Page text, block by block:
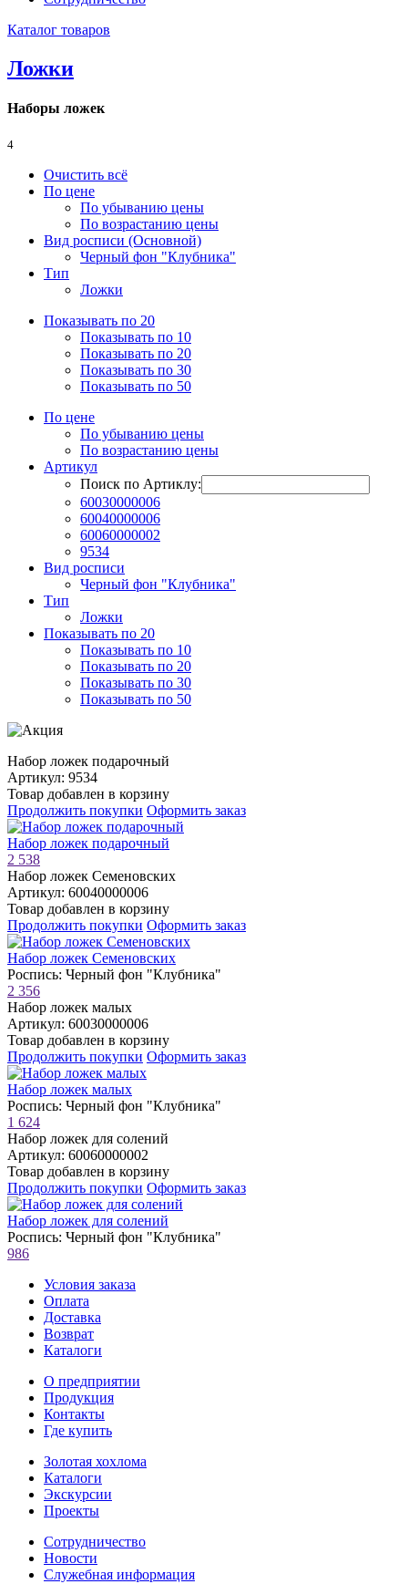
Каталог товаров
Ложки
Наборы ложек
4
Очистить всё
По цене
По убыванию цены
По возрастанию цены
Вид росписи (Основной)
Черный фон "Клубника"
Тип
Ложки
Показывать по 20
Показывать по 10
Показывать по 20
Показывать по 30
Показывать по 50
По цене
По убыванию цены
По возрастанию цены
Артикул
Поиск по Артиклу:
60030000006
60040000006
60060000002
9534
Вид росписи
Черный фон "Клубника"
Тип
Ложки
Показывать по 20
Показывать по 10
Показывать по 20
Показывать по 30
Показывать по 50
Набор ложек подарочный
Артикул: 9534
Товар добавлен в корзину
Продолжить покупки Оформить заказ
Набор ложек подарочный
2 538
Набор ложек Семеновских
Артикул: 60040000006
Товар добавлен в корзину
Продолжить покупки Оформить заказ
Набор ложек Семеновских
Роспись: Черный фон "Клубника"
2 356
Набор ложек малых
Артикул: 60030000006
Товар добавлен в корзину
Продолжить покупки Оформить заказ
Набор ложек малых
Роспись: Черный фон "Клубника"
1 624
Набор ложек для солений
Артикул: 60060000002
Товар добавлен в корзину
Продолжить покупки Оформить заказ
Набор ложек для солений
Роспись: Черный фон "Клубника"
986
Условия заказа
Оплата
Доставка
Возврат
Каталоги
О предприятии
Продукция
Контакты
Где купить
Золотая хохлома
Каталоги
Экскурсии
Проекты
Сотрудничество
Новости
Служебная информация